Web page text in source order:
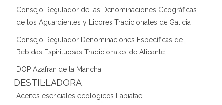
Consejo Regulador de las Denominaciones Geográficas
de los Aguardientes y Licores Tradicionales de Galicia
Consejo Regulador Denominaciones Específicas de
Bebidas Espirituosas Tradicionales de Alicante
DOP Azafran de la Mancha
DESTIL·LADORA
Aceites esenciales ecológicos Labiatae